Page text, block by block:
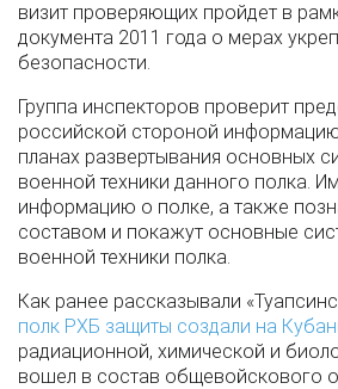
визит проверяющих пройдет в
документа 2011 года о мерах
безопасности.
Группа инспекторов проверит
российской стороной
планах развертывания основных
военной техники данного полка.
информацию о полке, а также
составом и покажут основные
военной техники полка.
Как ранее рассказывали
полк РХБ защиты создали на
радиационной, химической и
вошел в состав общевойскового